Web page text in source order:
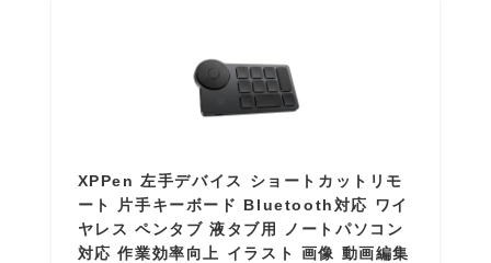
XPPen 左手デバイス ショートカットリモ
ート 片手キーボード Bluetooth対応 ワイ
ヤレス ペンタブ 液タブ用 ノートパソコン
対応 作業効率向上 イラスト 画像 動画編集